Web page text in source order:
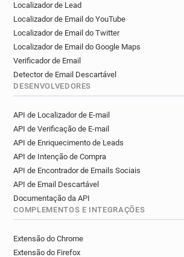
g******@letelegramme.fr
l*********@letelegramme.fr
e************@letelegramme.fr
n***********@letelegramme.fr
n************@letelegramme.fr
k************@letelegramme.fr
v***********@letelegramme.fr
f*****@letelegramme.fr
p*******@letelegramme.fr
a************@letelegramme.fr
y*********@letelegramme.fr
y***********@letelegramme.fr
u********@letelegramme.fr
Localizador de Lead
Localizador de Email do YouTube
Localizador de Email do Twitter
Localizador de Email do Google Maps
Verificador de Email
Detector de Email Descartável
DESENVOLVEDORES
API de Localizador de E-mail
API de Verificação de E-mail
API de Enriquecimento de Leads
API de Intenção de Compra
API de Encontrador de Emails Sociais
API de Email Descartável
Documentação da API
COMPLEMENTOS E INTEGRAÇÕES
Extensão do Chrome
Extensão do Firefox